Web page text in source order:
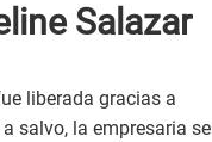
Salazar
liberada gracias a
salvo, la empresaria se